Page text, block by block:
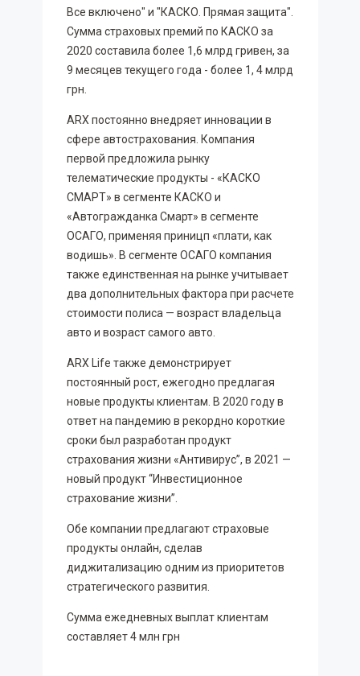
Все включено" и "КАСКО. Прямая защита".
Сумма страховых премий по КАСКО за
2020 составила более 1,6 млрд гривен, за
9 месяцев текущего года - более 1, 4 млрд
грн.
ARX постоянно внедряет инновации в
сфере автострахования. Компания
первой предложила рынку
телематические продукты - «КАСКО
СМАРТ» в сегменте КАСКО и
«Автогражданка Смарт» в сегменте
ОСАГО, применяя приницп «плати, как
водишь». В сегменте ОСАГО компания
также единственная на рынке учитывает
два дополнительных фактора при расчете
стоимости полиса — возраст владельца
авто и возраст самого авто.
ARX Life также демонстрирует
постоянный рост, ежегодно предлагая
новые продукты клиентам. В 2020 году в
ответ на пандемию в рекордно короткие
сроки был разработан продукт
страхования жизни «Антивирус”, в 2021 —
новый продукт “Инвестиционное
страхование жизни”.
Обе компании предлагают страховые
продукты онлайн, сделав
диджитализацию одним из приоритетов
стратегического развития.
Сумма ежедневных выплат клиентам
составляет 4 млн грн